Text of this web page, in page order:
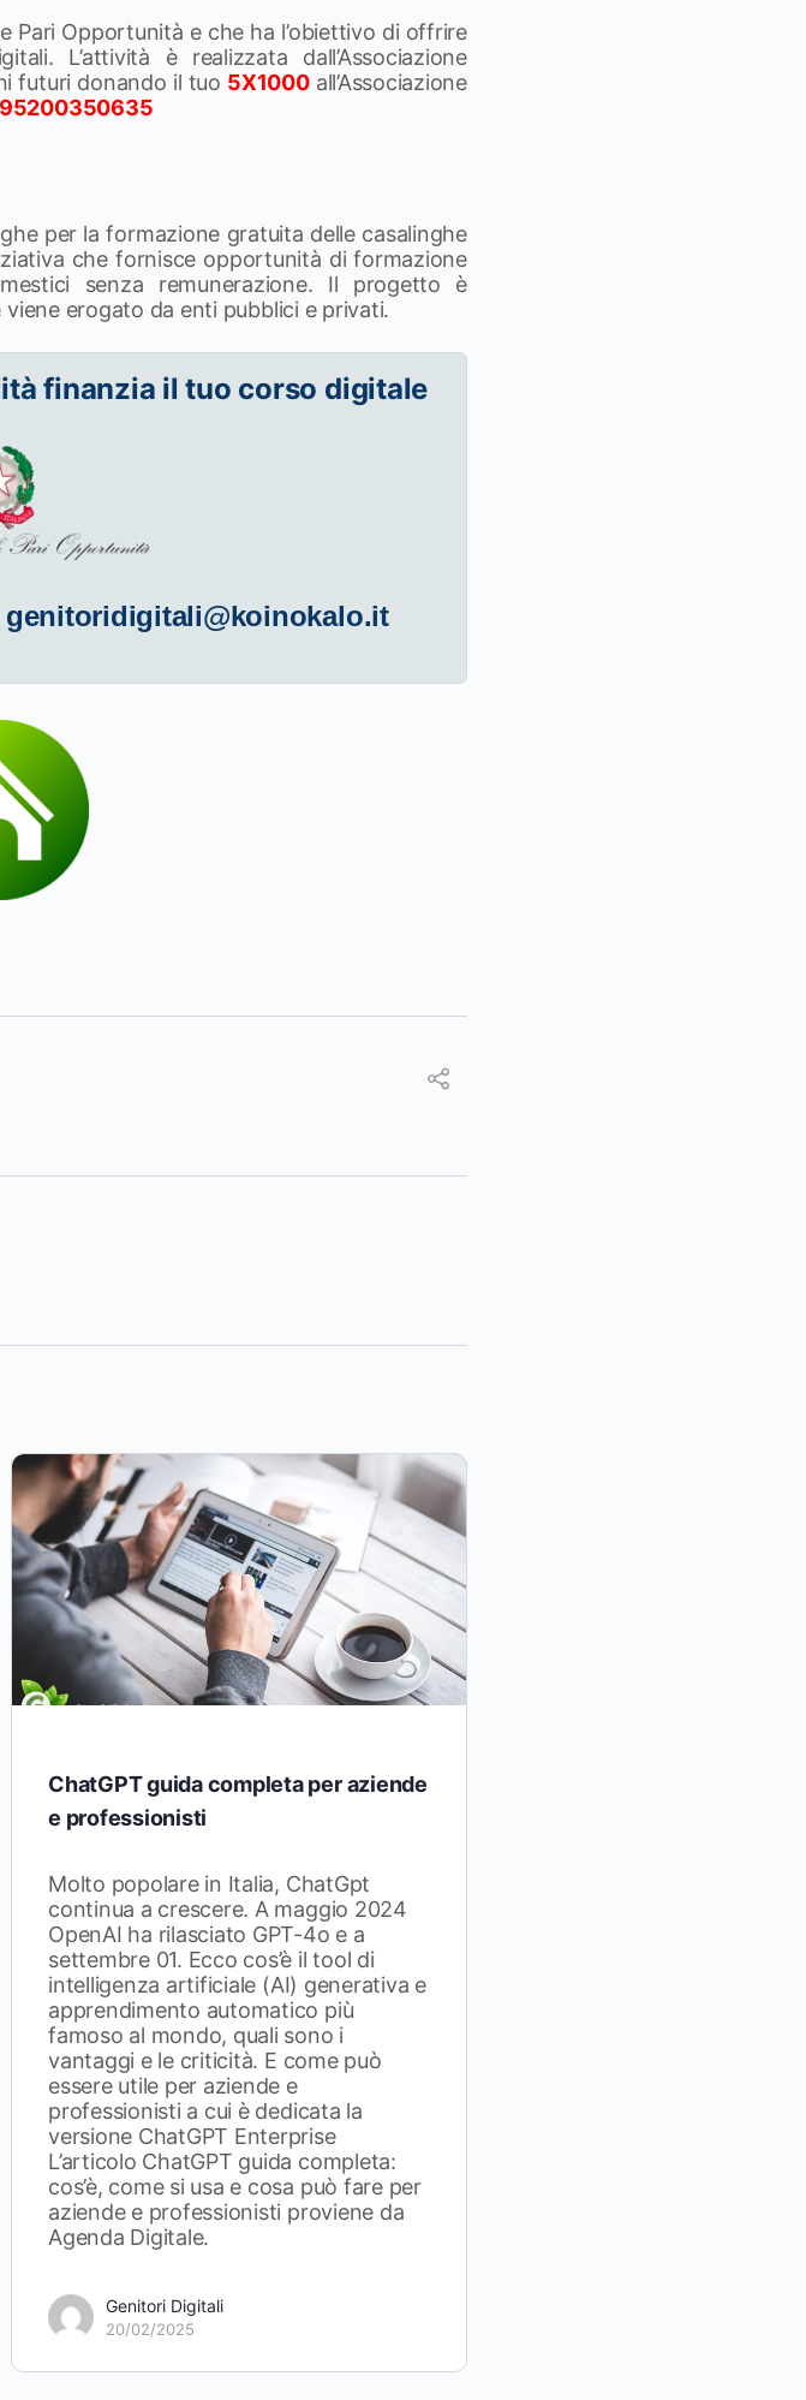
Pari Opportunità e che ha l’obiettivo di offrire
L’attività è realizzata dall’Associazione
futuri donando il tuo 5X1000 all’Associazione
95200350635
per la formazione gratuita delle casalinghe
che fornisce opportunità di formazione
senza remunerazione. Il progetto è
erogato da enti pubblici e privati.
finanzia il tuo corso digitale
genitoridigitali@koinokalo.it
ChatGPT guida completa per aziende
e professionisti
Molto popolare in Italia, ChatGpt
continua a crescere. A maggio 2024
OpenAI ha rilasciato GPT-4o e a
settembre 01. Ecco cos’è il tool di
intelligenza artificiale (AI) generativa e
apprendimento automatico più
famoso al mondo, quali sono i
vantaggi e le criticità. E come può
essere utile per aziende e
professionisti a cui è dedicata la
versione ChatGPT Enterprise
L’articolo ChatGPT guida completa:
cos’è, come si usa e cosa può fare per
aziende e professionisti proviene da
Agenda Digitale.
Genitori Digitali
20/02/2025